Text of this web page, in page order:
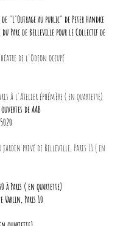
de "L'Outrage au public" de Peter Handke
du Parc de Belleville pour le Collectif de
de l'Odeon occupé
à l'Atelier éphémère ( en quartette)
de AAB
jardin privé de Belleville, Paris 11 ( en
à Paris ( en quartette)
Varlin, Paris 10